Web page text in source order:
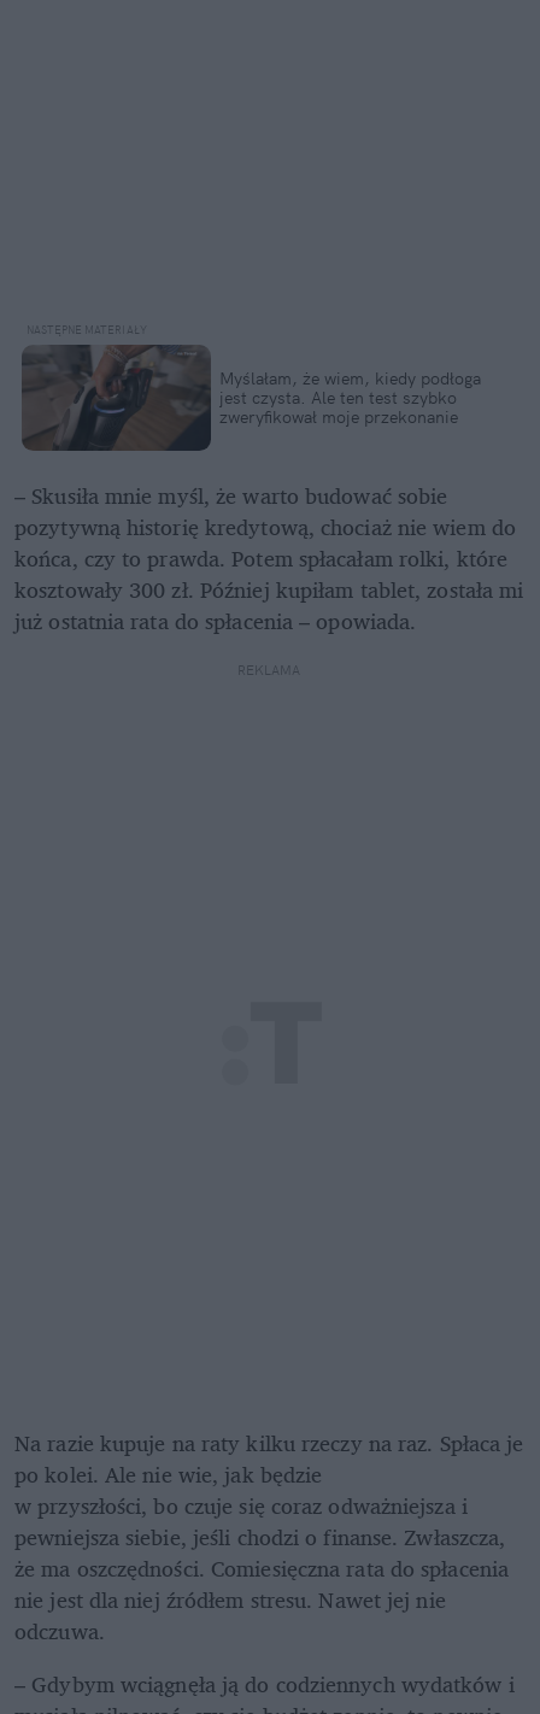
Myślałam, że wiem, kiedy podłoga
jest czysta. Ale ten test szybko
zweryfikował moje przekonanie
– Skusiła mnie myśl, że warto budować sobie
pozytywną historię kredytową, chociaż nie wiem do
końca, czy to prawda. Potem spłacałam rolki, które
kosztowały 300 zł. Później kupiłam tablet, została mi
już ostatnia rata do spłacenia – opowiada.
REKLAMA
Na razie kupuje na raty kilku rzeczy na raz. Spłaca je
po kolei. Ale nie wie, jak będzie
w przyszłości, bo czuje się coraz odważniejsza i
pewniejsza siebie, jeśli chodzi o finanse. Zwłaszcza,
że ma oszczędności. Comiesięczna rata do spłacenia
nie jest dla niej źródłem stresu. Nawet jej nie
odczuwa.
– Gdybym wciągnęła ją do codziennych wydatków i